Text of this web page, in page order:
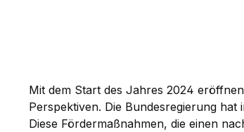
Mit dem Start des Jahres 2024
Perspektiven. Die Bundesregierung
Diese Fördermaßnahmen, die einen